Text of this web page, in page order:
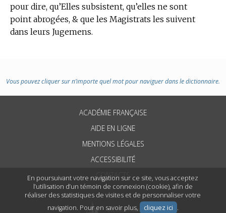
En poursuivant votre navigation sur ce site, vous acceptez
l’utilisation d’un témoin de connexion (cookie), afin de
réaliser des statistiques de visites et de personnaliser votre
navigation. Pour en savoir plus,
cliquez ici .
pour dire, qu’Elles subsistent, qu’elles ne sont
point abrogées, & que les Magistrats les suivent
dans leurs Jugemens.
Vous pouvez cliquer sur n’importe quel mot pour naviguer dans le dictionnaire.
ACADÉMIE FRANÇAISE
AIDE EN LIGNE
MENTIONS LÉGALES
ACCESSIBILITÉ
CONTACTS